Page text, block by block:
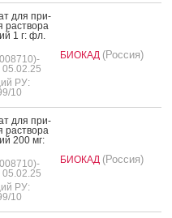
для при­
рас­тво­ра
1 г: фл.
РУ:
10
БИОКАД (Россия)
для при­
рас­тво­ра
200 мг:
РУ:
10
БИОКАД (Россия)